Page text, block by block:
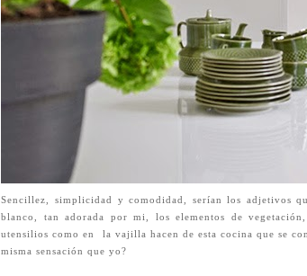
Sencillez, simplicidad y comodidad, serían los adjetivos
blanco, tan adorada por mi, los elementos de
utensilios como en
la vajilla hacen de esta cocina que se
misma sensación que yo?